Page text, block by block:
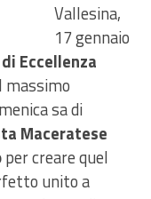
Vallesina,
17 gennaio
Eccellenza
massimo
sa di
Maceratese
per creare quel
unito a